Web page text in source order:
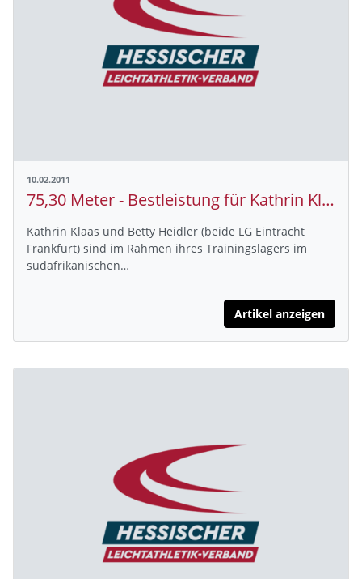
10.02.2011
75,30 Meter - Bestleistung für Kathrin Klaas
Kathrin Klaas und Betty Heidler (beide LG Eintracht
Frankfurt) sind im Rahmen ihres Trainingslagers im
südafrikanischen…
Artikel anzeigen